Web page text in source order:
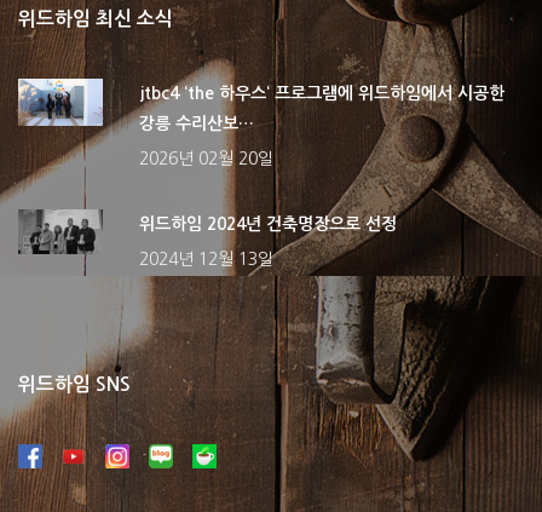
위드하임 최신 소식
jtbc4 ‘the 하우스‘ 프로그램에 위드하임에서 시공한
강릉 수리산보…
2026년 02월 20일
위드하임 2024년 건축명장으로 선정
2024년 12월 13일
위드하임 SNS